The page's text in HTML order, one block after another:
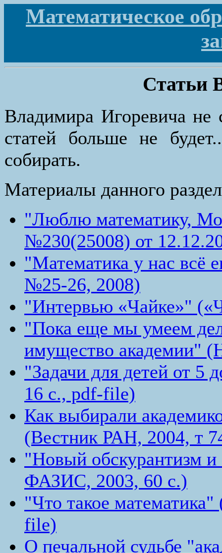
Математическое
Статьи
Владимира Игоревича
статей больше не
собирать.
Материалы данного
"Люблю математику,
№230(25008) от
"Математика у нас всё
№25-26, 2008)
"Интервью «Чайке»"
"Пока еще мы умеем
имущество академии"
"Задачи для детей от
16 с., pdf-file)
Как выбирали
(Вестник РАН, 2004, т
"Новый обскурантизм
ФАЗИС, 2003, 60 с.)
"Что такое
file)
О печальной судьбе